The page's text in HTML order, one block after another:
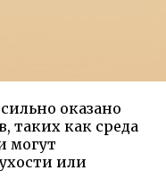
оказано
таких как среда
могут
или